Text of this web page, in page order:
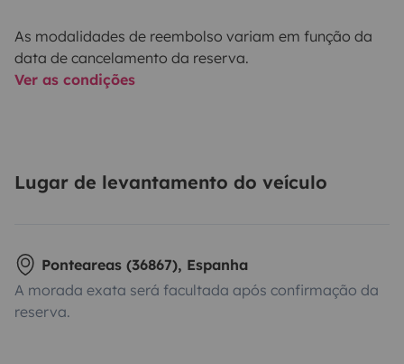
As modalidades de reembolso variam em função da
data de cancelamento da reserva.
Ver as condições
Lugar de levantamento do veículo
Ponteareas (36867), Espanha
A morada exata será facultada após confirmação da
reserva.